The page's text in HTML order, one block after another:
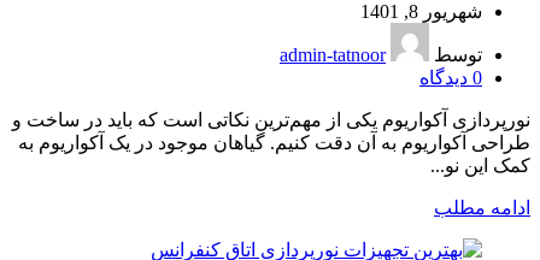
شهریور 8, 1401
توسط
admin-tatnoor
0 دیدگاه
نورپردازی آکواریوم یکی از مهم‌ترین نکاتی است که باید در ساخت و
طراحی آکواریوم به آن دقت کنیم. گیاهان موجود در یک آکواریوم به
کمک این نو...
ادامه مطلب